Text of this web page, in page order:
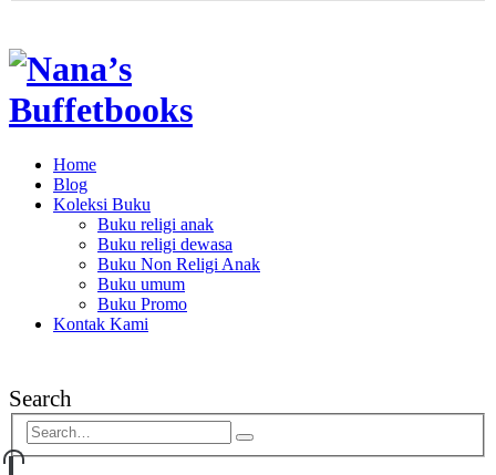
Home
Blog
Koleksi Buku
Buku religi anak
Buku religi dewasa
Buku Non Religi Anak
Buku umum
Buku Promo
Kontak Kami
Search